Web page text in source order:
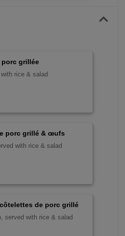
porc grillée
rice & salad
porc grillé & œufs
with rice & salad
de porc grillé
served with rice & salad